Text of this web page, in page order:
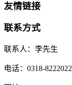
友情链接
联系方式
联系人：李先生
电话：0318-8222022